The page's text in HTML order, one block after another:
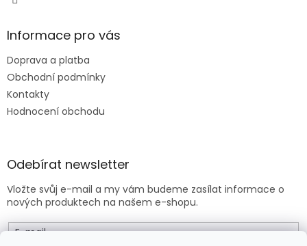
Informace pro vás
Doprava a platba
Obchodní podmínky
Kontakty
Hodnocení obchodu
Odebírat newsletter
Vložte svůj e-mail a my vám budeme zasílat informace o
nových produktech na našem e-shopu.
E-mail